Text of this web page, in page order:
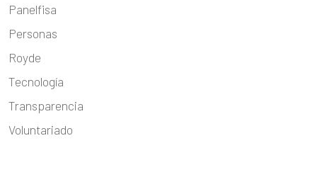
Panelfisa
Personas
Royde
Tecnología
Transparencia
Voluntariado